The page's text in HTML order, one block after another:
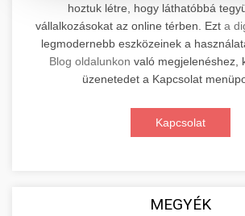
Professzionális elektromos roller
karbantartási szolgáltatások.
technikusaink minőségi szervízt
minden jelentős márkához és
Szervizközpont
📊 2. Online
Ügynökség
beleértve a SEO-t, közösségi média
digitális hirdetéseket.
🛴 3. Legjobb Elektromos
legjobb modelleket, funkciókat
🔗 4. Prémium Linképítés
hoztuk létre, hogy láthatóbbá
vállalkozásokat az online térben. Ezt a
legmodernebb eszközeinek a
Blog oldalunkon való megjelenéshez,
üzenetedet a Kapcsolat
Kapcsolat
MEGYÉK